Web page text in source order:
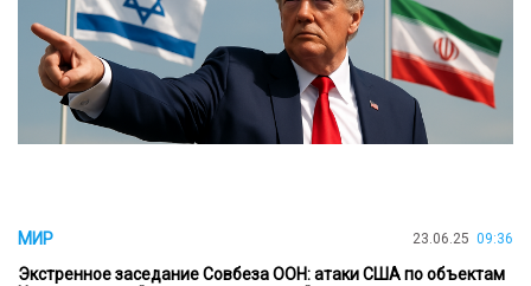
МИР 23.06.25 09:36
Экстренное заседание Совбеза ООН: атаки США по объектам